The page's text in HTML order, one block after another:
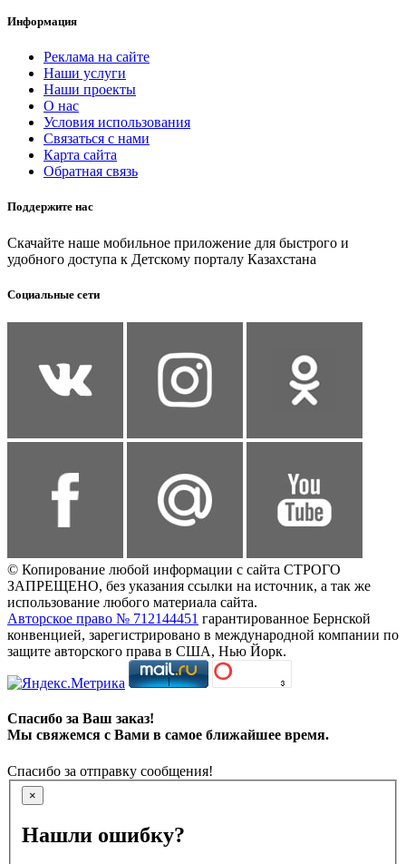
Информация
Реклама на сайте
Наши услуги
Наши проекты
О нас
Условия использования
Связаться с нами
Карта сайта
Обратная связь
Поддержите нас
Скачайте наше мобильное приложение для быстрого и
удобного доступа к Детскому порталу Казахстана
Социальные сети
© Копирование любой информации с сайта СТРОГО
ЗАПРЕЩЕНО, без указания ссылки на источник, а так же
использование любого материала сайта.
Авторское право № 712144451 гарантированное Бернской
конвенцией, зарегистрировано в международной компании по
защите авторского права в США, Нью Йорк.
Спасибо за Ваш заказ!
Мы свяжемся с Вами в самое ближайшее время.
Спасибо за отправку сообщения!
×
Нашли ошибку?